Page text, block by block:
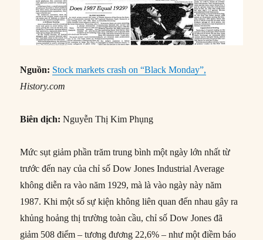
Nguồn: Stock markets crash on “Black Monday”,
History.com
Biên dịch: Nguyễn Thị Kim Phụng
Mức sụt giảm phần trăm trung bình một ngày lớn nhất từ
trước đến nay của chỉ số Dow Jones Industrial Average
không diễn ra vào năm 1929, mà là vào ngày này năm
1987. Khi một số sự kiện không liên quan đến nhau gây ra
khủng hoảng thị trường toàn cầu, chỉ số Dow Jones đã
giảm 508 điểm – tương đương 22,6% – như một điềm báo